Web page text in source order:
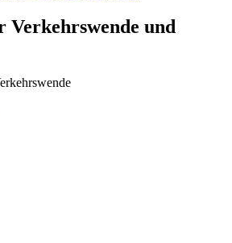
Verkehrswende und